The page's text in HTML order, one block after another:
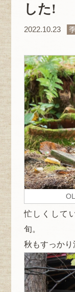
した!
2022.10.23
忙しくして
旬。
秋もすっかり